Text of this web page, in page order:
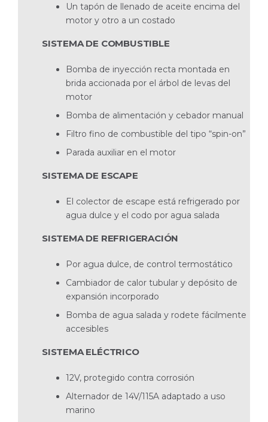
Un tapón de llenado de aceite encima del
motor y otro a un costado
SISTEMA DE COMBUSTIBLE
Bomba de inyección recta montada en
brida accio­nada por el árbol de levas del
motor
Bomba de alimentación y cebador manual
Filtro fino de combustible del tipo “spin-on”
Parada auxiliar en el motor
SISTEMA DE ESCAPE
El colector de escape está refrigerado por
agua dulce y el codo por agua salada
SISTEMA DE REFRIGERACIÓN
Por agua dulce, de control termostático
Cambiador de calor tubular y depósito de
expan­sión incorporado
Bomba de agua salada y rodete fácilmente
ac­cesibles
SISTEMA ELÉCTRICO
12V, protegido contra corrosión
Alternador de 14V/115A adaptado a uso
marino